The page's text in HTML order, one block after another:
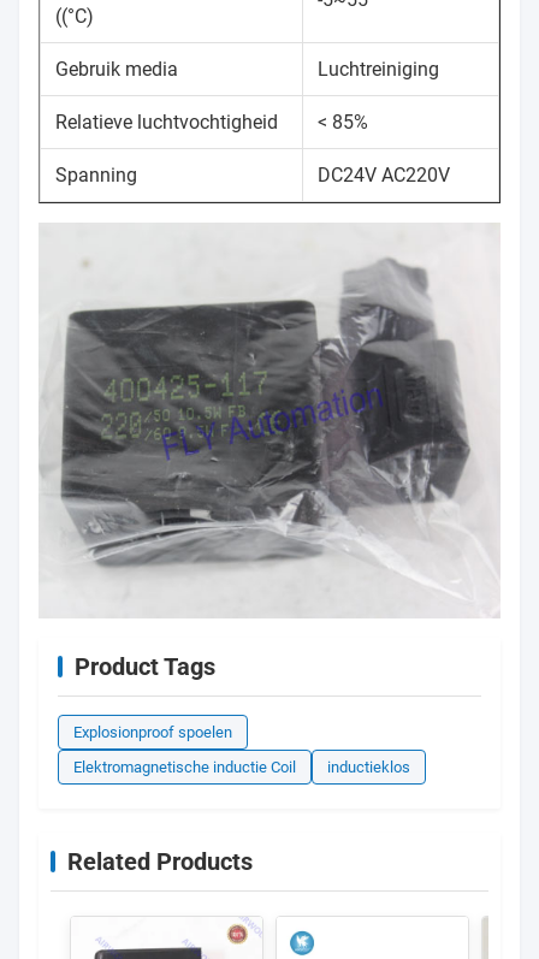
((°C)
Gebruik media Luchtreiniging
Relatieve luchtvochtigheid < 85%
Spanning DC24V AC220V
Product Tags
Explosionproof spoelen
Elektromagnetische inductie Coil
inductieklos
Related Products